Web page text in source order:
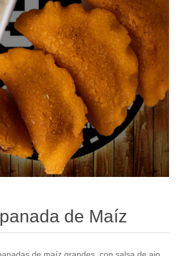
de Maíz
de maíz grandes, con salsa de ajo